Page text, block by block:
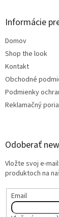
Informácie
Domov
Shop the look
Kontakt
Obchodné
Podmienky
Reklamačný
Odoberať
Vložte svoj e-
produktoch na
Email